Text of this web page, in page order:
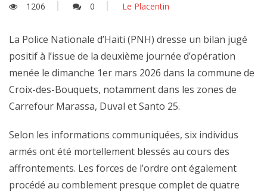
1206
0 Le Placentin
La Police Nationale d’Haïti (PNH) dresse un bilan jugé
positif à l’issue de la deuxième journée d’opération
menée le dimanche 1er mars 2026 dans la commune de
Croix-des-Bouquets, notamment dans les zones de
Carrefour Marassa, Duval et Santo 25.
Selon les informations communiquées, six individus
armés ont été mortellement blessés au cours des
affrontements. Les forces de l’ordre ont également
procédé au comblement presque complet de quatre